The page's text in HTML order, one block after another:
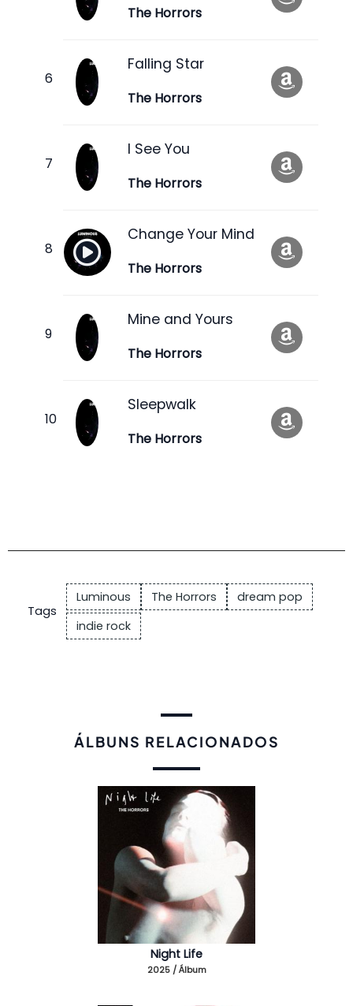
The Horrors
Falling Star
The Horrors
I See You
The Horrors
Change Your Mind
The Horrors
Mine and Yours
The Horrors
Sleepwalk
The Horrors
Tags
Luminous The Horrors
dream pop
indie rock
ÁLBUNS RELACIONADOS
Night Life
2025 / Álbum